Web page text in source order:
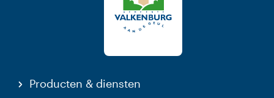
Producten & diensten